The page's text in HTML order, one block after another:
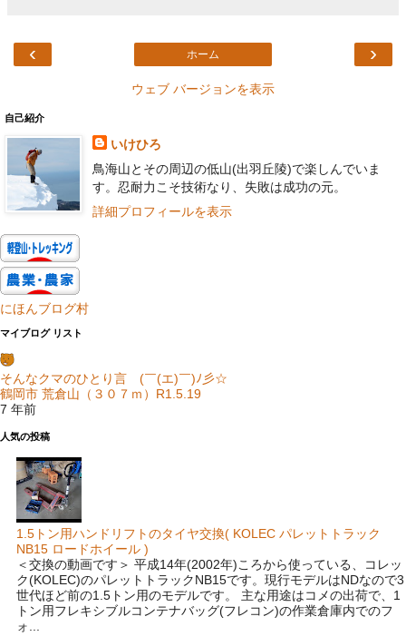
‹ ›
ホーム
ウェブ バージョンを表示
自己紹介
いけひろ
鳥海山とその周辺の低山(出羽丘陵)で楽しんでいま
す。忍耐力こそ技術なり、失敗は成功の元。
詳細プロフィールを表示
にほんブログ村
マイブログ リスト
そんなクマのひとり言 (￣(エ)￣)ﾉ彡☆
鶴岡市 荒倉山（３０７ｍ）R1.5.19
7 年前
人気の投稿
1.5トン用ハンドリフトのタイヤ交換( KOLEC パレットトラック
NB15 ロードホイール )
＜交換の動画です＞ 平成14年(2002年)ころから使っている、コレッ
ク(KOLEC)のパレットトラックNB15です。現行モデルはNDなので3
世代ほど前の1.5トン用のモデルです。 主な用途はコメの出荷で、1
トン用フレキシブルコンテナバッグ(フレコン)の作業倉庫内でのフ
ォ...